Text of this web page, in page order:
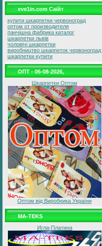
eve1in.com Саїйт
купити шкарпетки червоноград
оптом от производителя
панчішна фабрика каталог
шкарпетки львів
чоловічі шкарпетки
виробництво шкарпеток червоноград
шкарпетки купити
ОПТ - 06-08-2026,
Шкарпетки Оптом
Оптом від Виробника України
MA-TEKS
Игла-Платина